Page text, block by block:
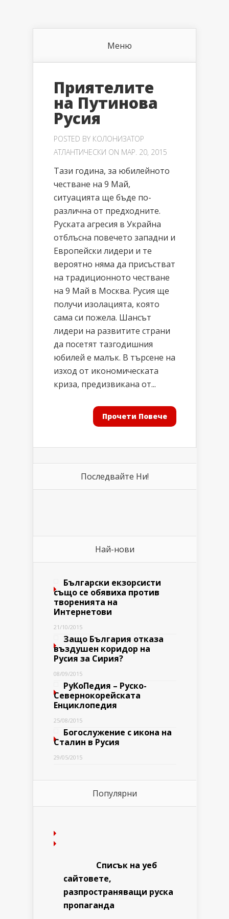
Меню
Приятелите
на Путинова
Русия
POSTED BY КОЛОНИЗАТОР
АТЛАНТИЧЕСКИ ON МАР. 20, 2015
Тази година, за юбилейното
честване на 9 Май,
ситуацията ще бъде по-
различна от предходните.
Руската агресия в Украйна
отблъсна повечето западни и
Европейски лидери и те
вероятно няма да присъстват
на традиционното честване
на 9 Май в Москва. Русия ще
получи изолацията, която
сама си пожела. Шансът
лидери на развитите страни
да посетят тазгодишния
юбилей е малък. В търсене на
изход от икономическата
криза, предизвикана от...
Прочети Повече
Последвайте Ни!
Най-нови
Български екзорсисти
също се обявиха против
творенията на
Интернетови
21/10/2015
Защо България отказа
въздушен коридор на
Русия за Сирия?
08/09/2015
РуКоПедия – Руско-
Севернокорейската
Енциклопедия
25/08/2015
Богослужение с икона на
Сталин в Русия
29/05/2015
Популярни
Списък на уеб
сайтовете,
разпространяващи руска
пропаганда